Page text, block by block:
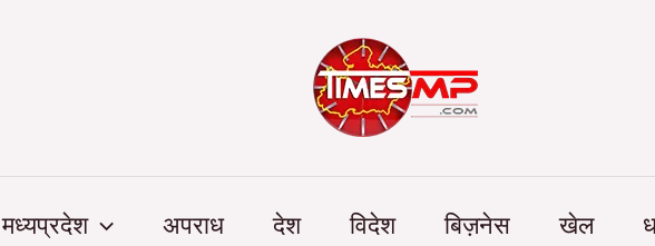
मध्यप्रदेश अपराध देश विदेश बिज़नेस खेल